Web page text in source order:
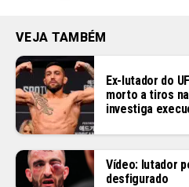
VEJA TAMBÉM
Ex-lutador do
morto a tiros
investiga
Vídeo: lutador
desfigurado